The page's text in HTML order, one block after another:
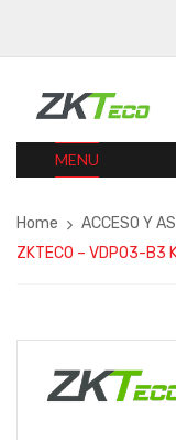
MENU
Home ACCESO Y
ZKTECO – VDPO3-